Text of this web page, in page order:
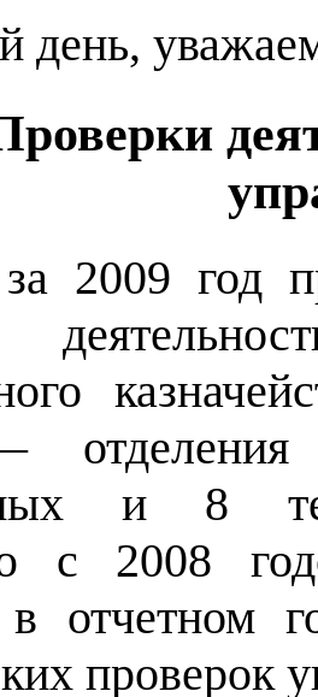
день,
2009 год
и 8
с 2008
в отчетном
проверок